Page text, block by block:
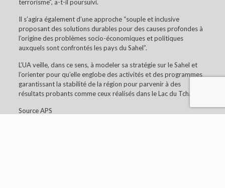
terrorisme”, a-t-il poursuivi.
Il s’agira également d’une approche “souple et inclusive
proposant des solutions durables pour des causes profondes à
l’origine des problèmes socio-économiques et politiques
auxquels sont confrontés les pays du Sahel”.
L’UA veille, dans ce sens, à modeler sa stratégie sur le Sahel et
l’orienter pour qu’elle englobe des activités et des programmes
garantissant la stabilité de la région pour parvenir à des
résultats probants comme ceux réalisés dans le Lac du Tchad.
Source APS